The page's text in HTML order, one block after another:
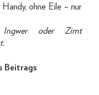
ohne Eile – nur
Ingwer oder Zimt
Beitrags